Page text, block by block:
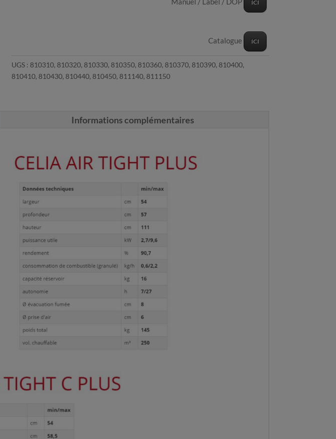
ICI
Catalogue ICI
UGS : 810310, 810320, 810330, 810350, 810360, 810370, 810390, 810400,
810410, 810430, 810440, 810450, 811140, 811150
Informations complémentaires